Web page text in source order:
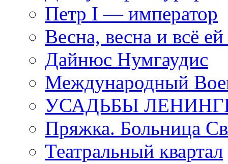
Петр I — император
Весна, весна и всё
Дайнюс Нумгаудис
Международный
УСАДЬБЫ
Пряжка. Больница
Театральный квартал